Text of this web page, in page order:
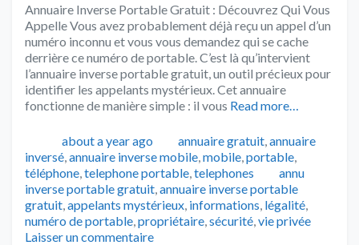
Annuaire Inverse Portable Gratuit : Découvrez Qui Vous
Appelle Vous avez probablement déjà reçu un appel d’un
numéro inconnu et vous vous demandez qui se cache
derrière ce numéro de portable. C’est là qu’intervient
l’annuaire inverse portable gratuit, un outil précieux pour
identifier les appelants mystérieux. Cet annuaire
fonctionne de manière simple : il vous Read more…
Publié
about a year ago Catégories
annuaire gratuit,annuaire
inversé,annuaire inverse mobile,mobile,portable,
téléphone,telephone portable,telephones Tags
annu
inverse portable gratuit,annuaire inverse portable
gratuit,appelants mystérieux, informations, légalité,
numéro de portable,propriétaire,sécurité,vie privée
Laisser un commentaire